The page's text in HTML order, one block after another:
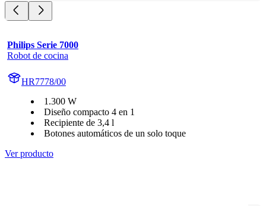
Philips Serie 7000
Robot de cocina
HR7778/00
1.300 W
Diseño compacto 4 en 1
Recipiente de 3,4 l
Botones automáticos de un solo toque
Ver producto